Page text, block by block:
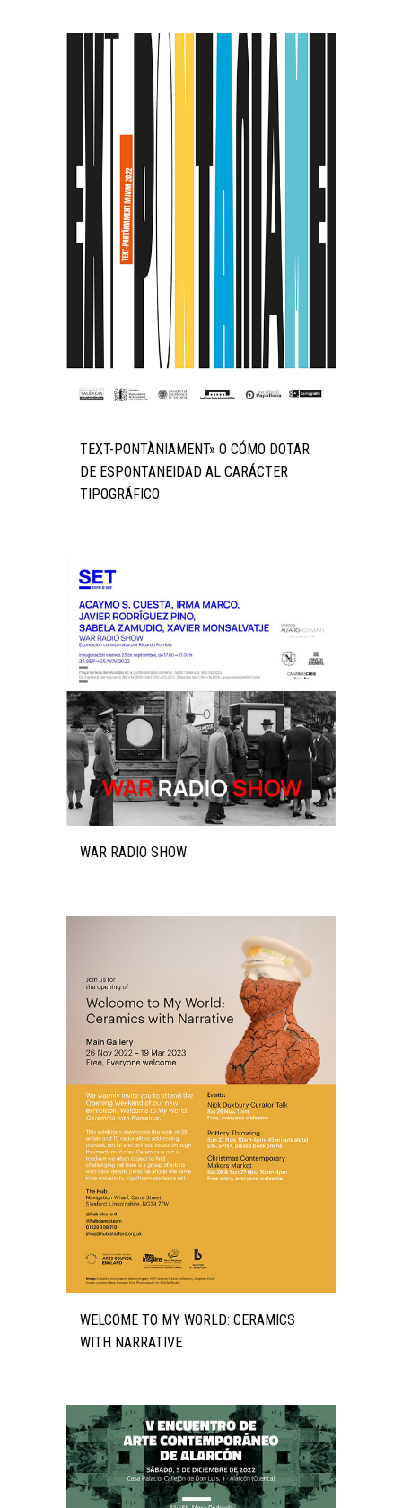
TEXT-PONTÀNIAMENT» O CÓMO DOTAR
DE ESPONTANEIDAD AL CARÁCTER
TIPOGRÁFICO
WAR RADIO SHOW
WELCOME TO MY WORLD: CERAMICS
WITH NARRATIVE